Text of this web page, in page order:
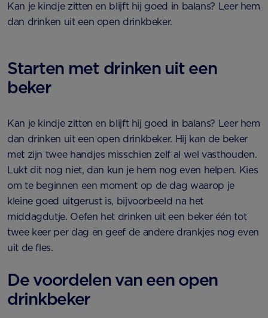
Kan je kindje zitten en blijft hij goed in balans? Leer hem
dan drinken uit een open drinkbeker.
Starten met drinken uit een
beker
Kan je kindje zitten en blijft hij goed in balans? Leer hem
dan drinken uit een open drinkbeker. Hij kan de beker
met zijn twee handjes misschien zelf al wel vasthouden.
Lukt dit nog niet, dan kun je hem nog even helpen. Kies
om te beginnen een moment op de dag waarop je
kleine goed uitgerust is, bijvoorbeeld na het
middagdutje. Oefen het drinken uit een beker één tot
twee keer per dag en geef de andere drankjes nog even
uit de fles.
De voordelen van een open
drinkbeker